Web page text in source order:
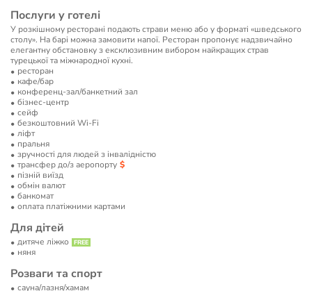
Послуги у готелі
У розкішному ресторані подають страви меню або у форматі «шведського
столу». На барі можна замовити напої. Ресторан пропонує надзвичайно
елегантну обстановку з ексклюзивним вибором найкращих страв
турецької та міжнародної кухні.
ресторан
кафе/бар
конференц-зал/банкетний зал
бізнес-центр
сейф
безкоштовний Wi-Fi
ліфт
пральня
зручності для людей з інвалідністю
трансфер до/з аеропорту
пізній виїзд
обмін валют
банкомат
оплата платіжними картами
Для дітей
дитяче ліжко
няня
Розваги та спорт
сауна/лазня/хамам